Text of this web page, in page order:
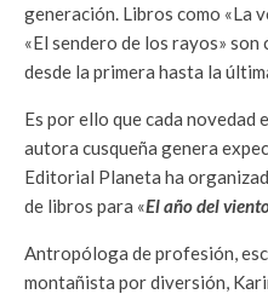
generación. Libros como «La
«El sendero de los rayos»
desde la primera hasta la
Es por ello que cada
autora cusqueña genera
Editorial Planeta ha
de libros para «El año del
Antropóloga de profesión,
montañista por diversión,